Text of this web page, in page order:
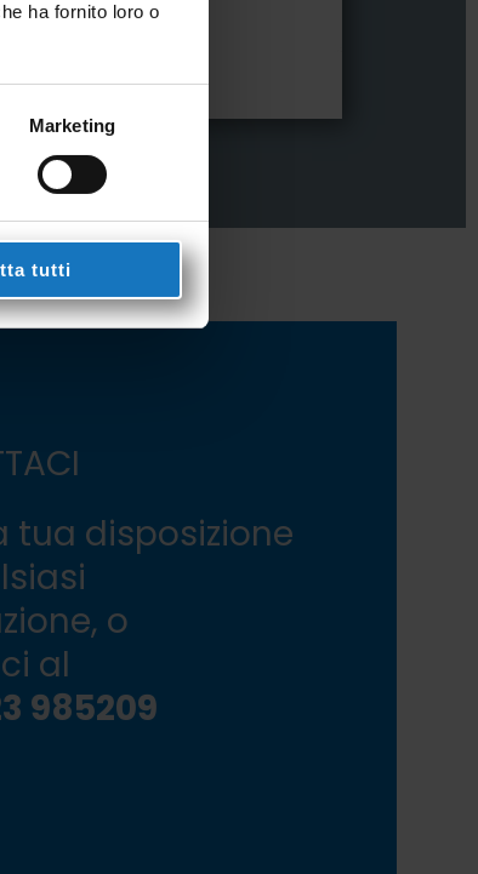
ha fornito loro o
Marketing
tutti
tua disposizione
o
al
985209